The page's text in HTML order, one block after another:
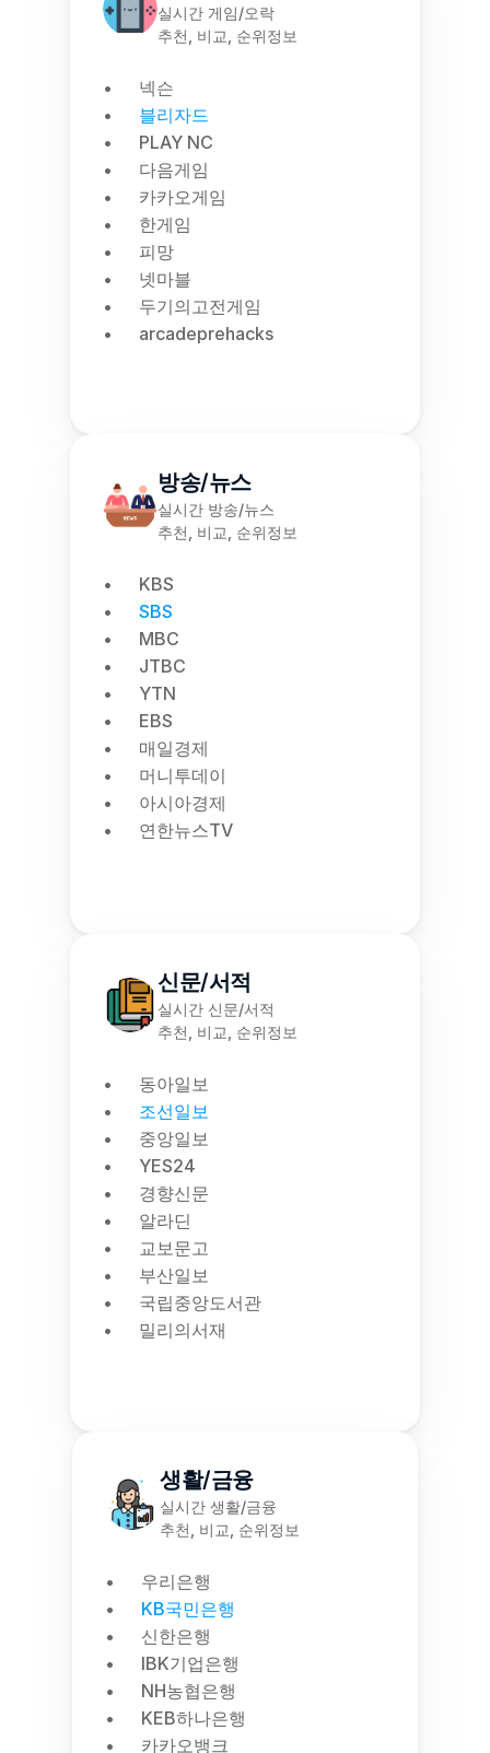
실시간 게임/오락
추천, 비교, 순위정보
넥슨
블리자드
PLAY NC
다음게임
카카오게임
한게임
피망
넷마블
두기의고전게임
arcadeprehacks
방송/뉴스
실시간 방송/뉴스
추천, 비교, 순위정보
KBS
SBS
MBC
JTBC
YTN
EBS
매일경제
머니투데이
아시아경제
연한뉴스TV
신문/서적
실시간 신문/서적
추천, 비교, 순위정보
동아일보
조선일보
중앙일보
YES24
경향신문
알라딘
교보문고
부산일보
국립중앙도서관
밀리의서재
생활/금융
실시간 생활/금융
추천, 비교, 순위정보
우리은행
KB국민은행
신한은행
IBK기업은행
NH농협은행
KEB하나은행
카카오뱅크